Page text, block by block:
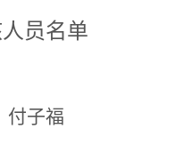
员名单
付子福